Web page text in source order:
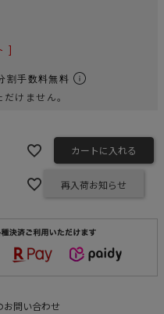
]
割手数料無料
けません。
カートに入れる
再入荷お知らせ
お問い合わせ